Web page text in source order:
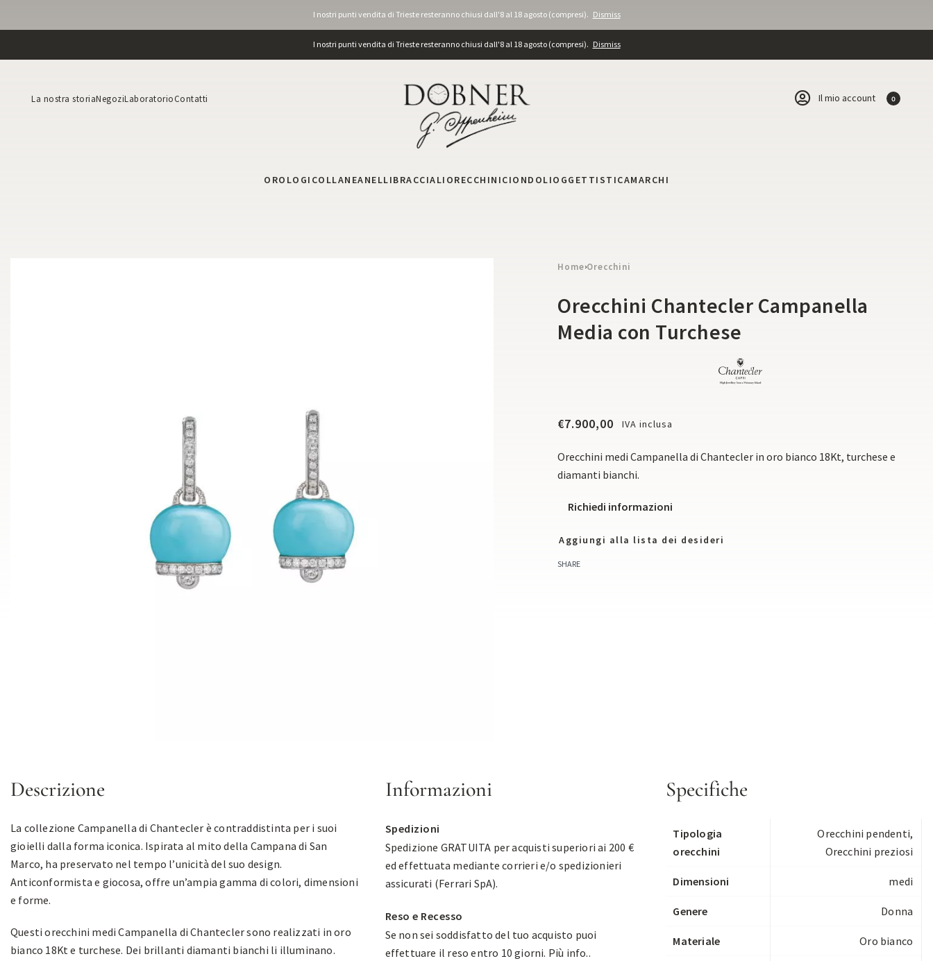
I nostri punti vendita di Trieste resteranno chiusi dall'8 al 18 agosto (compresi). Dismiss
I nostri punti vendita di Trieste resteranno chiusi dall'8 al 18 agosto (compresi). Dismiss
La nostra storiaNegoziLaboratorioContatti Il mio account 0
OROLOGI COLLANEANELLIBRACCIALI ORECCHINICIONDOLIOGGETTISTICAMARCHI
Home›Orecchini
Orecchini Chantecler Campanella
Media con Turchese
€7.900,00 IVA inclusa
Orecchini medi Campanella di Chantecler in oro bianco 18Kt, turchese e
diamanti bianchi.
Richiedi informazioni
Aggiungi alla lista dei desideri
SHARE
Descrizione
La collezione Campanella di Chantecler è contraddistinta per i suoi
gioielli dalla forma iconica. Ispirata al mito della Campana di San
Marco, ha preservato nel tempo l’unicità del suo design.
Anticonformista e giocosa, offre un’ampia gamma di colori, dimensioni
e forme.
Questi orecchini medi Campanella di Chantecler sono realizzati in oro
bianco 18Kt e turchese. Dei brillanti diamanti bianchi li illuminano.
Informazioni
Spedizioni
Spedizione GRATUITA per acquisti superiori ai 200 €
ed effettuata mediante corrieri e/o spedizionieri
assicurati (Ferrari SpA).
Reso e Recesso
Se non sei soddisfatto del tuo acquisto puoi
effettuare il reso entro 10 giorni. Più info..
Specifiche
Tipologia
orecchini
Orecchini pendenti,
Orecchini preziosi
Dimensioni medi
Genere Donna
Materiale Oro bianco